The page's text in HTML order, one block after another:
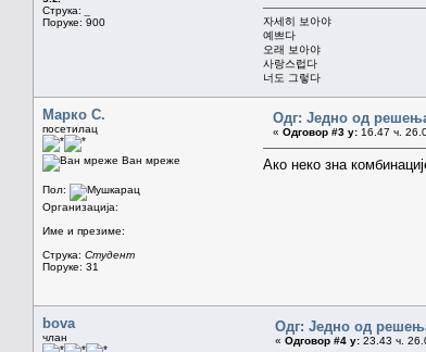
Струка:
Поруке: 900
자세히 보아야
예쁘다
오래 보아야
사랑스럽다
너도 그렇다
Марко С.
посетилац
Ван мреже
Пол:
Организација:
Име и презиме:
Струка: Студент
Поруке: 31
Одг: Једно од
« Одговор #3 у: 16.47 ч.
Ако неко зна
bova
члан
Одг: Једно од
« Одговор #4 у: 23.43 ч.